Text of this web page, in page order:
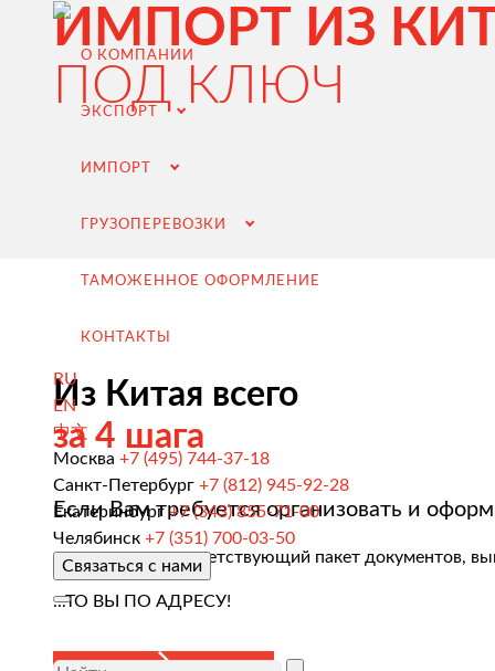
О КОМПАНИИ
ЭКСПОРТ
ИМПОРТ
ГРУЗОПЕРЕВОЗКИ
ТАМОЖЕННОЕ ОФОРМЛЕНИЕ
КОНТАКТЫ
RU
EN
中文
Москва +7 (495) 744-37-18
Санкт-Петербург +7 (812) 945-92-28
Екатеринбург +7 (343) 855-71-00
Челябинск +7 (351) 700-03-50
Связаться с нами
Экспорт из России
Заключение контрактов и согласование условий
Таможенное оформление и разрешительная
Доставка товара иностранному покупателю
Завершение сделки
Возмещение НДС при Экспорте
Продвижение на внешние рынки
ИМПОРТ ИЗ
ПОД КЛЮЧ
Из Китая всего
за 4 шага
Если Вам требуется организовать и
подготовить соответствующий пакет документов,
...ТО ВЫ ПО АДРЕСУ!